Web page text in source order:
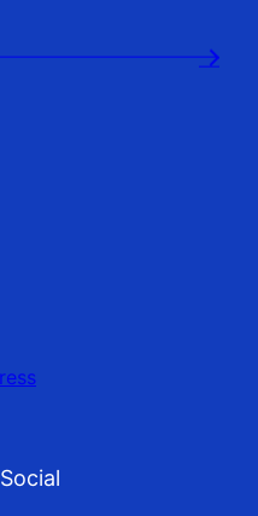
→
Social